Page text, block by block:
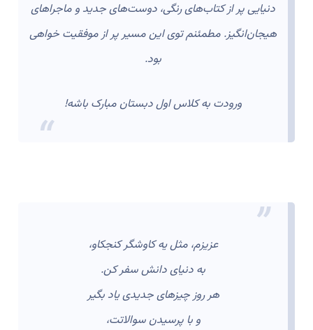
دنیایی پر از کتاب‌های رنگی، دوست‌های جدید و ماجراهای
هیجان‌انگیز. مطمئنم توی این مسیر پر از موفقیت خواهی
بود.
ورودت به کلاس اول دبستان مبارک باشه!
عزیزم، مثل یه کاوشگر کنجکاو،
به دنیای دانش سفر کن.
هر روز چیزهای جدیدی یاد بگیر
و با پرسیدن سوالاتت،